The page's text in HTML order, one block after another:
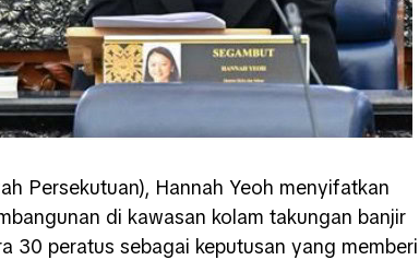
Persekutuan), Hannah Yeoh menyifatkan
di kawasan kolam takungan banjir
30 peratus sebagai keputusan yang memberi